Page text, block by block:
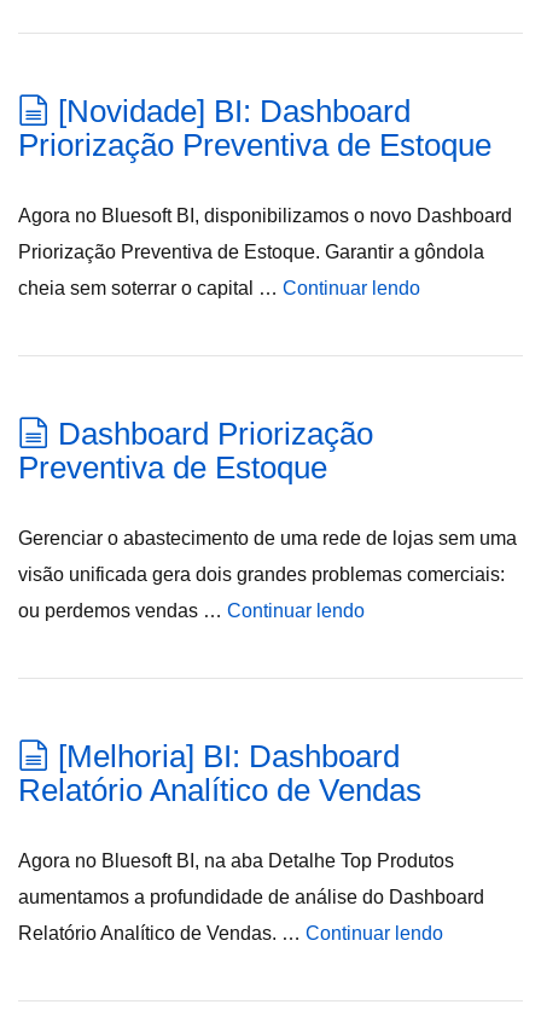
[Novidade] BI: Dashboard
Priorização Preventiva de Estoque
Agora no Bluesoft BI, disponibilizamos o novo Dashboard
Priorização Preventiva de Estoque. Garantir a gôndola
cheia sem soterrar o capital … Continuar lendo
Dashboard Priorização
Preventiva de Estoque
Gerenciar o abastecimento de uma rede de lojas sem uma
visão unificada gera dois grandes problemas comerciais:
ou perdemos vendas … Continuar lendo
[Melhoria] BI: Dashboard
Relatório Analítico de Vendas
Agora no Bluesoft BI, na aba Detalhe Top Produtos
aumentamos a profundidade de análise do Dashboard
Relatório Analítico de Vendas. … Continuar lendo